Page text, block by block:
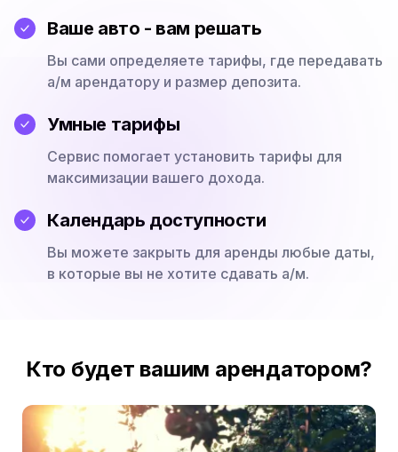
Ваше авто - вам решать
Вы сами определяете тарифы, где передавать
а/м арендатору и размер депозита.
Умные тарифы
Сервис помогает установить тарифы для
максимизации вашего дохода.
Календарь доступности
Вы можете закрыть для аренды любые даты,
в которые вы не хотите сдавать а/м.
Кто будет вашим арендатором?